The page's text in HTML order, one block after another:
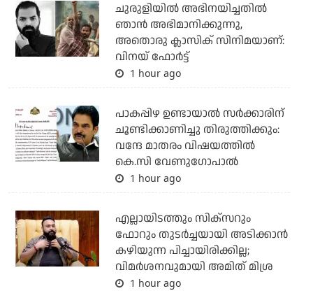
ചുരുളിയിൽ അഭിനയിച്ചതിൽ
ഞാൻ അഭിമാനിക്കുന്നു,
അതൊരു ക്ലാസിക് സിനിമയാണ്:
വിനയ് ഫോർട്ട്
1 hour ago
പാകപ്പിഴ ഉണ്ടായാല്‍ സര്‍ക്കാരിന്
ചൂണ്ടിക്കാണിച്ചു തിരുത്തിക്കും:
വന്ദേ മാതരം വിഷയത്തില്‍
കെ.സി വേണുഗോപാല്‍
1 hour ago
എല്ലായിടത്തും സിക്‌സറും
ഫോറും തുടര്‍ച്ചയായി അടിക്കാന്‍
കഴിയുന്ന പിച്ചായിരിക്കില്ല;
വിമര്‍ശനവുമായി അമിത് മിശ്ര
1 hour ago